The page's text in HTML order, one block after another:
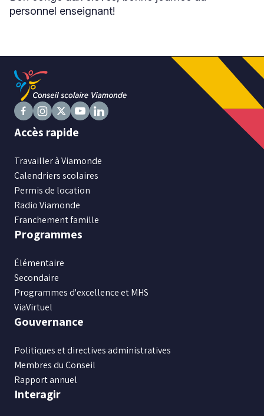
Secondaire
RECHERCHER
personnel enseignant!
Suivez
sur
Suivez
sur
Suivez
nous
sur
Suivez
sur
Accès rapide
Travailler à Viamonde
Calendriers scolaires
Permis de location
Radio Viamonde
Franchement famille
Programmes
Élémentaire
Secondaire
Programmes d'excellence et MHS
ViaVirtuel
Gouvernance
Politiques et directives administratives
Membres du Conseil
Rapport annuel
Interagir